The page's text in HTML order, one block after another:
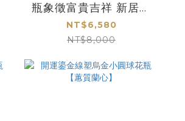
瓶象徵富貴吉祥 新居開
運與送禮首選
NT$6,580
NT$8,000